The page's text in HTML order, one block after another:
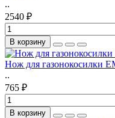
..
2540 ₽
В корзину
Нож для газонокосилки
..
765 ₽
В корзину